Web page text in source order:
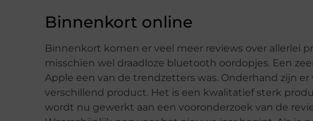
Binnenkort online
Binnenkort komen er veel meer reviews over allerlei
misschien wel draadloze bluetooth oordopjes. Een
Apple een van de trendzetters was. Onderhand zijn
verschillend product. Het is een kwalitatief sterk
wordt nu gewerkt aan een vooronderzoek van de